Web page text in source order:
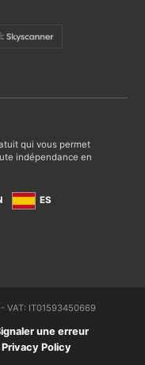
qui vous permet
indépendance en
ES
VAT: IT01593450669
une erreur
Privacy Policy